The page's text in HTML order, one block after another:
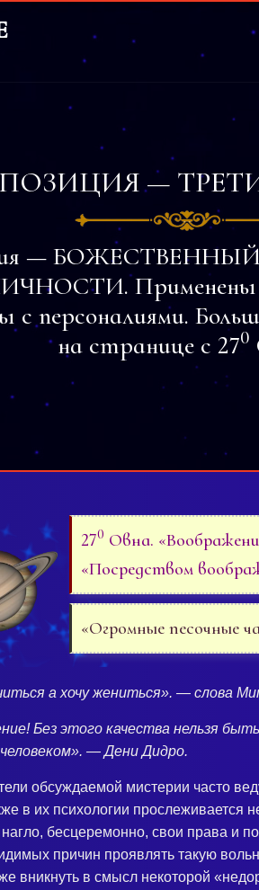
ПОЗИЦИЯ —
—
Применены
с персоналиями.
на странице с 270
270 Овна.
«Посредством
«Огромные песочные
а хочу жениться». — слова
Без этого качества нельзя
— Дени Дидро.
обсуждаемой мистерии часто
в их психологии
бесцеремонно, свои права и
причин проявлять такую
вникнуть в смысл некоторой